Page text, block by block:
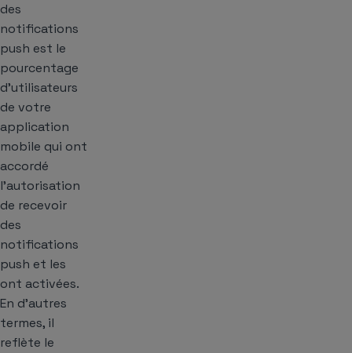
des
notifications
push est le
pourcentage
d’utilisateurs
de votre
application
mobile qui ont
accordé
l’autorisation
de recevoir
des
notifications
push et les
ont activées.
En d’autres
termes, il
reflète le